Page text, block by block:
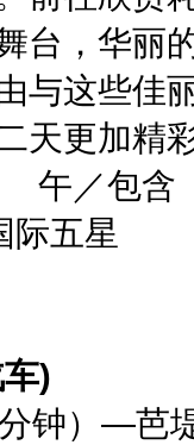
台，华丽
与这些佳
天更加精
午／包
际五星
)
钟）―芭